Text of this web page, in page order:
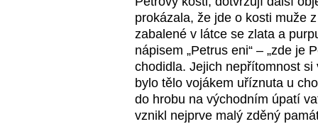
prokázala, že jde o kosti muže
zabalené v látce se zlata a
nápisem „Petrus eni“ – „zde je
chodidla. Jejich nepřítomnost
bylo tělo vojákem uříznuta u
do hrobu na východním úpatí
vznikl nejprve malý zděný